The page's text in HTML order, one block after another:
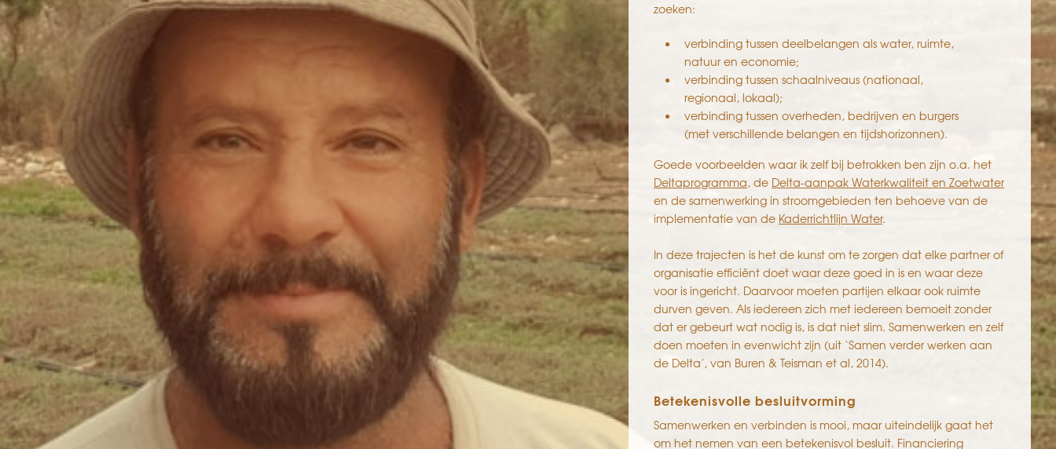
zoeken:
verbinding tussen deelbelangen als water, ruimte,
natuur en economie;
verbinding tussen schaalniveaus (nationaal,
regionaal, lokaal);
verbinding tussen overheden, bedrijven en burgers
(met verschillende belangen en tijdshorizonnen).
Goede voorbeelden waar ik zelf bij betrokken ben zijn o.a. het
Deltaprogramma, de Delta-aanpak Waterkwaliteit en Zoetwater
en de samenwerking in stroomgebieden ten behoeve van de
implementatie van de Kaderrichtlijn Water.
In deze trajecten is het de kunst om te zorgen dat elke partner of
organisatie efficiënt doet waar deze goed in is en waar deze
voor is ingericht. Daarvoor moeten partijen elkaar ook ruimte
durven geven. Als iedereen zich met iedereen bemoeit zonder
dat er gebeurt wat nodig is, is dat niet slim. Samenwerken en zelf
doen moeten in evenwicht zijn (uit ‘Samen verder werken aan
de Delta’, van Buren & Teisman et al, 2014).
Betekenisvolle besluitvorming
Samenwerken en verbinden is mooi, maar uiteindelijk gaat het
om het nemen van een betekenisvol besluit. Financiering